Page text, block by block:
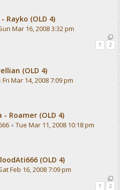
(OLD 4)
Mar 16, 2008 3:32 pm
1 2
(OLD 4)
Fri Mar 14, 2008 7:09 pm
Rоаmer (OLD 4)
« Tue Mar 11, 2008 10:18 pm
(OLD 4)
Feb 16, 2008 7:09 pm
1 2